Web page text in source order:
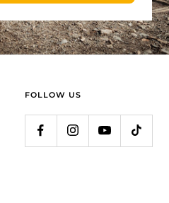
FOLLOW US